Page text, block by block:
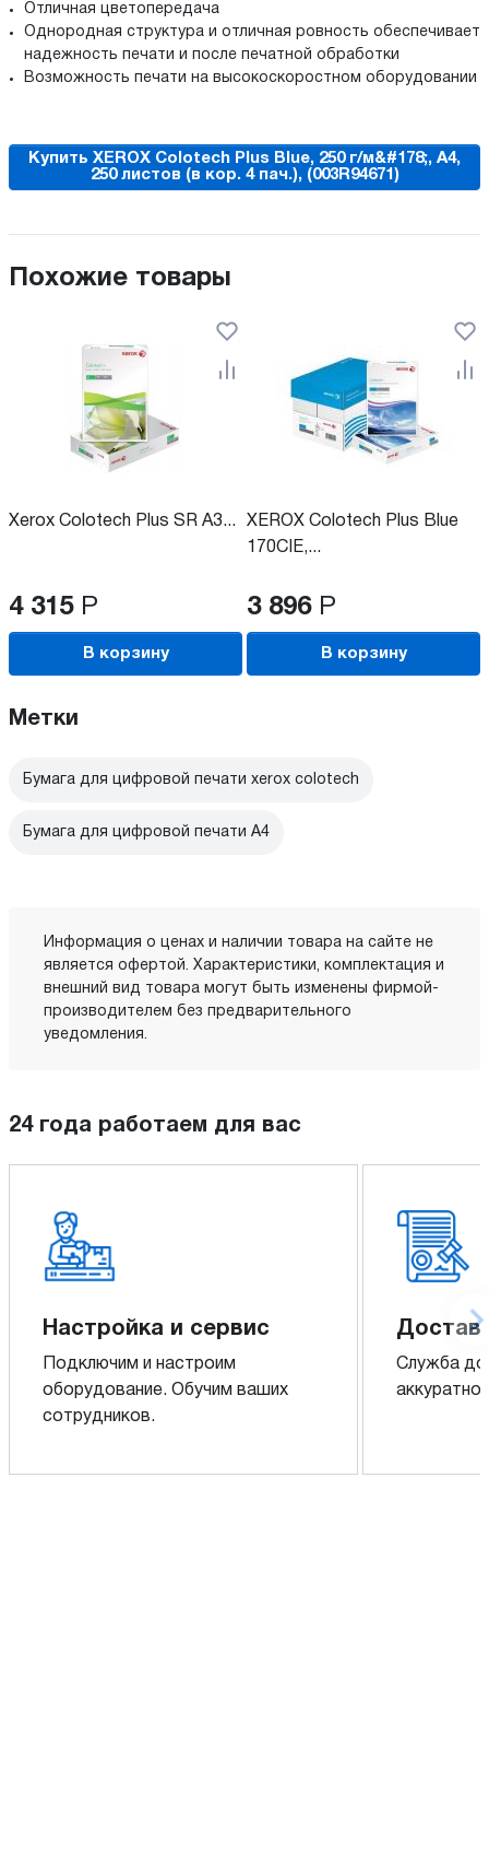
Отличная цветопередача
Однородная структура и отличная ровность обеспечивает
надежность печати и после печатной обработки
Возможность печати на высокоскоростном оборудовании
Купить XEROX Colotech Plus Blue, 250 г/м&#178;, A4,
250 листов (в кор. 4 пач.), (003R94671)
Похожие товары
Xerox Colotech Plus SR A3...
4 315 Р
В корзину
XEROX Colotech Plus Blue
170CIE,...
3 896 Р
В корзину
Метки
Бумага для цифровой печати xerox colotech
Бумага для цифровой печати A4
Информация о ценах и наличии товара на сайте не
является офертой. Характеристики, комплектация и
внешний вид товара могут быть изменены фирмой-
производителем без предварительного
уведомления.
24 года работаем для вас
Настройка и сервис
Подключим и настроим
оборудование. Обучим ваших
сотрудников.
Служба
аккуратно